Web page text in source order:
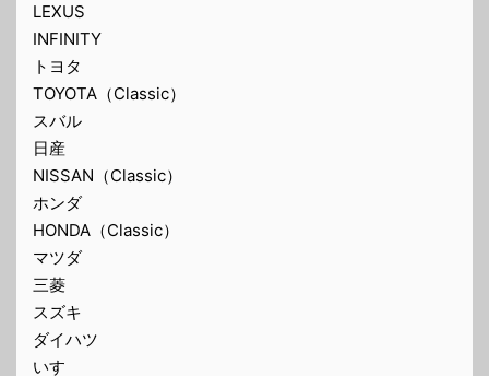
LEXUS
INFINITY
トヨタ
TOYOTA（Classic）
スバル
日産
NISSAN（Classic）
ホンダ
HONDA（Classic）
マツダ
三菱
スズキ
ダイハツ
いすゞ